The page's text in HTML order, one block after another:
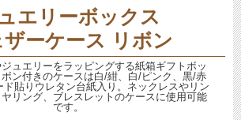
エリーボックス
ザーケース リボン
ュエリーをラッピングする紙箱ギフトボッ
ン付きのケースは白/紺、白/ピンク、黒/赤
ド貼りウレタン台紙入り。ネックレスやリン
リング、ブレスレットのケースに使用可能
です。